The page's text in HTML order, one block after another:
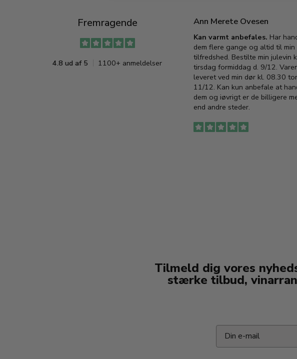
Fremragende
4.8 ud af 5 1100+ anmeldelser
Ann Merete Ovesen
Kan varmt anbefales. Har
dem flere gange og altid til min
tilfredshed. Bestilte min julevin
tirsdag formiddag d. 9/12.
leveret ved min dør kl. 08.30
11/12. Kan kun anbefale at
dem og iøvrigt er de billigere
end andre steder.
Tilmeld dig vores
stærke tilbud,